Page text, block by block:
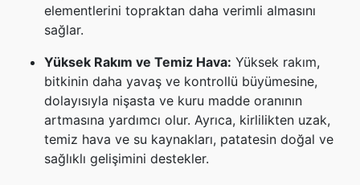
elementlerini topraktan daha verimli almasını
sağlar.
Yüksek Rakım ve Temiz Hava: Yüksek rakım,
bitkinin daha yavaş ve kontrollü büyümesine,
dolayısıyla nişasta ve kuru madde oranının
artmasına yardımcı olur. Ayrıca, kirlilikten uzak,
temiz hava ve su kaynakları, patatesin doğal ve
sağlıklı gelişimini destekler.